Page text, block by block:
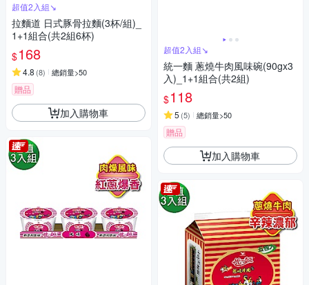
超值2入組↘︎
拉麵道 日式豚骨拉麵(3杯/組)_
1+1組合(共2組6杯)
$168
4.8 (8) 總銷量>50
贈品
加入購物車
超值2入組↘︎
統一麵 蔥燒牛肉風味碗(90gx3
入)_1+1組合(共2組)
$118
5 (5) 總銷量>50
贈品
加入購物車